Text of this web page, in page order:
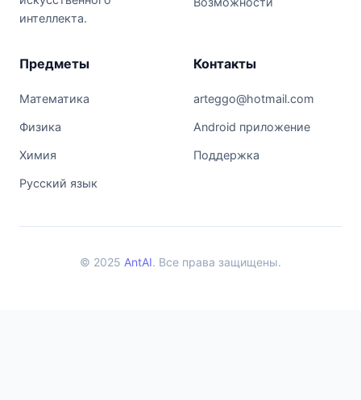
интеллекта.
Предметы
Математика
Физика
Химия
Русский язык
Контакты
arteggo@hotmail.com
Android приложение
Поддержка
© 2025 AntAI. Все права защищены.